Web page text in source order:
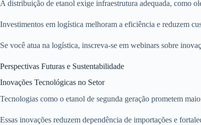
A distribuição de etanol exige infraestrutura adequada, como
Investimentos em logística melhoram a eficiência e reduzem
Se você atua na logística, inscreva-se em webinars sobre
Perspectivas Futuras e Sustentabilidade
Inovações Tecnológicas no Setor
Tecnologias como o etanol de segunda geração prometem
Essas inovações reduzem dependência de importações e